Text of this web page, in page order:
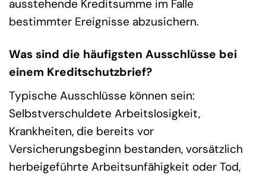
ausstehende Kreditsumme im Falle
bestimmter Ereignisse abzusichern.
Was sind die häufigsten Ausschlüsse bei
einem Kreditschutzbrief?
Typische Ausschlüsse können sein:
Selbstverschuldete Arbeitslosigkeit,
Krankheiten, die bereits vor
Versicherungsbeginn bestanden, vorsätzlich
herbeigeführte Arbeitsunfähigkeit oder Tod,